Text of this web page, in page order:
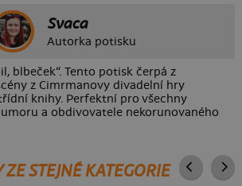
Svaca
Autorka potisku
blbeček“. Tento potisk čerpá z
z Cimrmanovy divadelní hry
knihy. Perfektní pro všechny
a obdivovatele nekorunovaného
STEJNÉ KATEGORIE